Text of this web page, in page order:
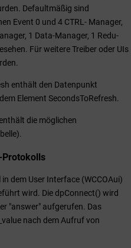
Defaultmäßig sind
Event 0 und 4 CTRL- Manager,
1 Data-Manager, 1 Redu-
Für weitere Treiber oder UIs
enthält den Datenpunkt
Element SecondsToRefresh.
die möglichen
Protokolls
in dem User Interface (WCCOAui)
wird. Die dpConnect() wird
"answer" aufgerufen. Das
nach dem Aufruf von